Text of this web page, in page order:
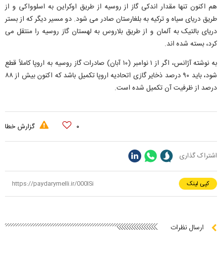
هم اکنون تنها مقدار اندکی گاز از روسیه از طریق اوکراین به اسلوواکی و از
طریق دریای سیاه و ترکیه به بلغارستان صادر می شود. دو مسیر دیگر که از بستر
دریای بالتیک به آلمان و از طریق بلاروس به لهستان گاز روسیه را منتقل می
کرد، بسته شده اند.
به نوشته آژانس، اگر از ۱ نوامبر (۱۰ آبان) صادرات گاز روسیه به اروپا کاملاً قطع
شود، باید ۹۰ درصد ذخایر گازی اتحادیه اروپا تکمیل باشد که اکنون بیش از ۸۸
درصد از ظرفیت آن تکمیل شده است.
۰ گزارش خطا
اشتراک گذاری
کپی لینک
ارسال نظرات